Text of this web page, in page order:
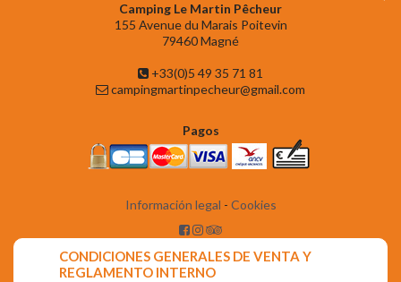
Camping Le Martin Pêcheur
155 Avenue du Marais Poitevin
79460 Magné
+33(0)5 49 35 71 81
campingmartinpecheur@gmail.com
Pagos
Información legal - Cookies
CONDICIONES GENERALES DE VENTA Y
REGLAMENTO INTERNO